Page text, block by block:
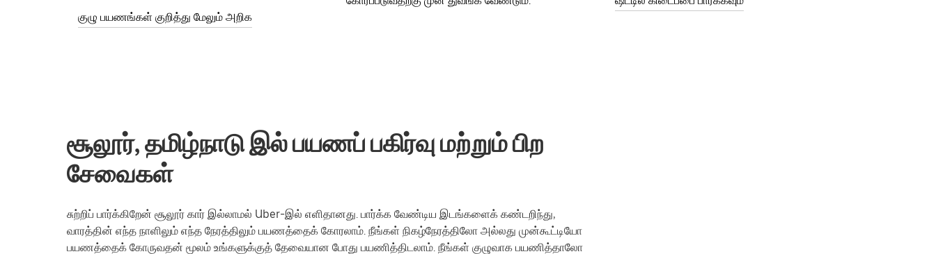
குழு பயணங்கள் குறித்து மேலும் அறிக
சூலூர், தமிழ்நாடு இல் பயணப் பகிர்வு மற்றும் பிற
சேவைகள்
சுற்றிப் பார்க்கிறேன் சூலூர் கார் இல்லாமல் Uber-இல் எளிதானது. பார்க்க வேண்டிய இடங்களைக் கண்டறிந்து,
வாரத்தின் எந்த நாளிலும் எந்த நேரத்திலும் பயணத்தைக் கோரலாம். நீங்கள் நிகழ்நேரத்திலோ அல்லது முன்கூட்டியோ
பயணத்தைக் கோருவதன் மூலம் உங்களுக்குத் தேவையான போது பயணித்திடலாம். நீங்கள் குழுவாக பயணித்தாலோ